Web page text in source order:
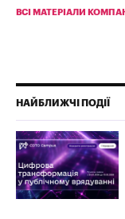
ВСІ МАТЕРІАЛИ
НАЙБЛИЖЧІ ПОДІЇ